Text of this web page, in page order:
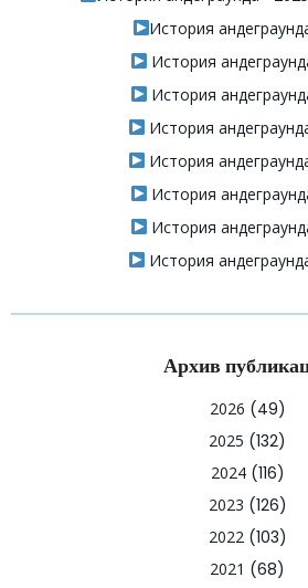
История
История
История
История
История
История
История
История
Архив
2026 (49)
2025 (132)
2024(116)
2023 (126)
2022(103)
2021 (68)